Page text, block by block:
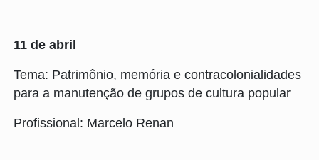
11 de abril
Tema: Patrimônio, memória e contracolonialidades
para a manutenção de grupos de cultura popular
Profissional: Marcelo Renan